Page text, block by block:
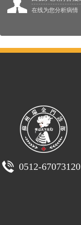
在线为您分析病情
0512-67073120